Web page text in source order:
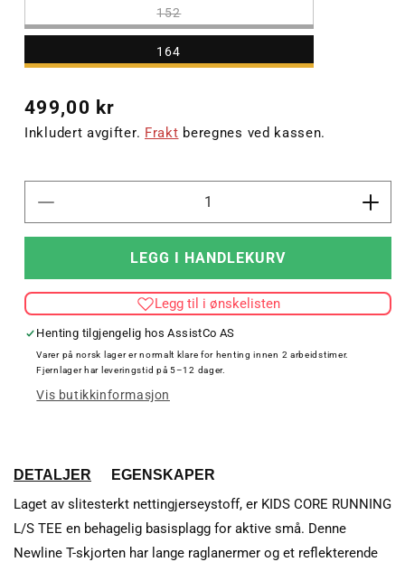
152
164
Vanlig
pris
499,00 kr
Inkludert avgifter. Frakt beregnes ved kassen.
antallet
L/S
TEE
Øk
LEGG I HANDLEKURV
Legg til i ønskelisten
Henting tilgjengelig hosAssistCo AS
Varer på norsk lager er normalt klare for henting innen 2 arbeidstimer.
Fjernlager har leveringstid på 5–12 dager.
Vis butikkinformasjon
DETALJER EGENSKAPER
Laget av slitesterkt nettingjerseystoff, er KIDS CORE RUNNING
L/S TEE en behagelig basisplagg for aktive små. Denne
Newline T-skjorten har lange raglanermer og et reflekterende